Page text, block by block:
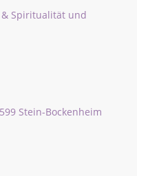
& Spiritualität und
Stein-Bockenheim